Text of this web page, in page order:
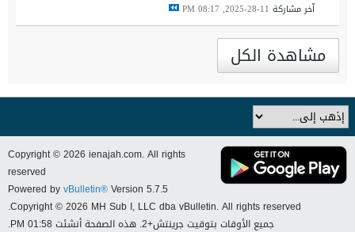
آخر مشاركة 11-28-2025, 08:17 PM
مشاهدة الكل
Copyright © 2026 ienajah.com. All rights
reserved
Powered byvBulletin®Version 5.7.5
Copyright © 2026 MH Sub I, LLC dba vBulletin. All rights reserved.
جميع الأوقات بتوقيت جرينتش+2. هذه الصفحة أنشئت 01:58 PM.